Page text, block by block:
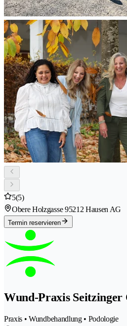
5(5)
Obere Holzgasse 95212 Hausen AG
Termin reservieren
Wund-Praxis Seitzinger
Praxis • Wundbehandlung • Podologie